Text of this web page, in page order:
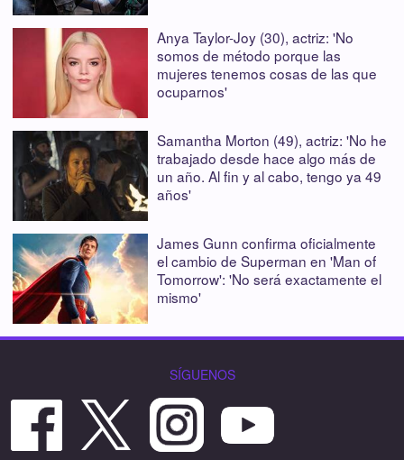
Anya Taylor-Joy (30), actriz: 'No
somos de método porque las
mujeres tenemos cosas de las que
ocuparnos'
Samantha Morton (49), actriz: 'No he
trabajado desde hace algo más de
un año. Al fin y al cabo, tengo ya 49
años'
James Gunn confirma oficialmente
el cambio de Superman en 'Man of
Tomorrow': 'No será exactamente el
mismo'
SÍGUENOS